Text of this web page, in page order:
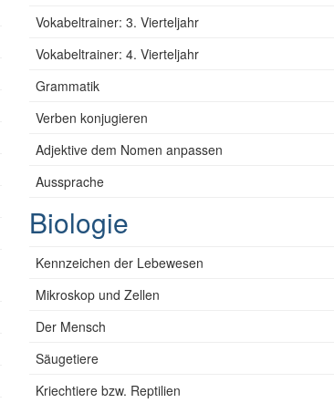
Vokabeltrainer: 3. Vierteljahr
Vokabeltrainer: 4. Vierteljahr
Grammatik
Verben konjugieren
Adjektive dem Nomen anpassen
Aussprache
Biologie
Kennzeichen der Lebewesen
Mikroskop und Zellen
Der Mensch
Säugetiere
Kriechtiere bzw. Reptilien